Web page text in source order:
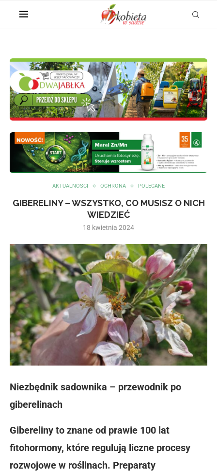
AKTUALNOŚCI OCHRONA POLECANE
GIBERELINY – WSZYSTKO, CO MUSISZ O NICH
WIEDZIEĆ
18 kwietnia 2024
Niezbędnik sadownika – przewodnik po
giberelinach
Gibereliny to znane od prawie 100 lat
fitohormony, które regulują liczne procesy
rozwojowe w roślinach. Preparaty